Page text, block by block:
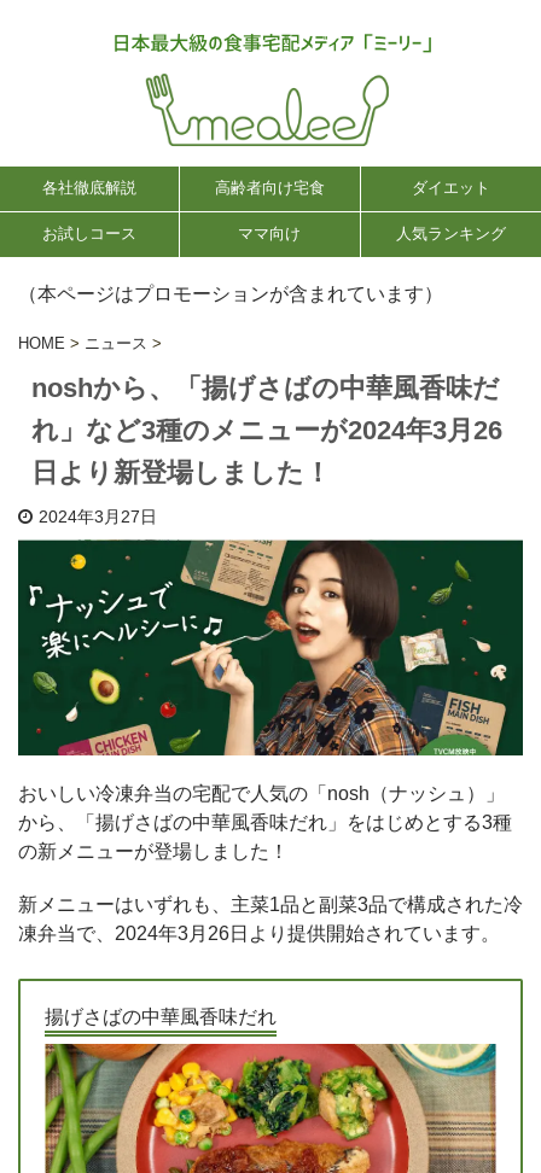
各社徹底解説 高齢者向け宅食 ダイエット
お試しコース ママ向け 人気ランキング
（本ページはプロモーションが含まれています）
HOME > ニュース >
noshから、「揚げさばの中華風香味だ
れ」など3種のメニューが2024年3月26
日より新登場しました！
2024年3月27日
おいしい冷凍弁当の宅配で人気の「nosh（ナッシュ）」
から、「揚げさばの中華風香味だれ」をはじめとする3種
の新メニューが登場しました！
新メニューはいずれも、主菜1品と副菜3品で構成された冷
凍弁当で、2024年3月26日より提供開始されています。
揚げさばの中華風香味だれ